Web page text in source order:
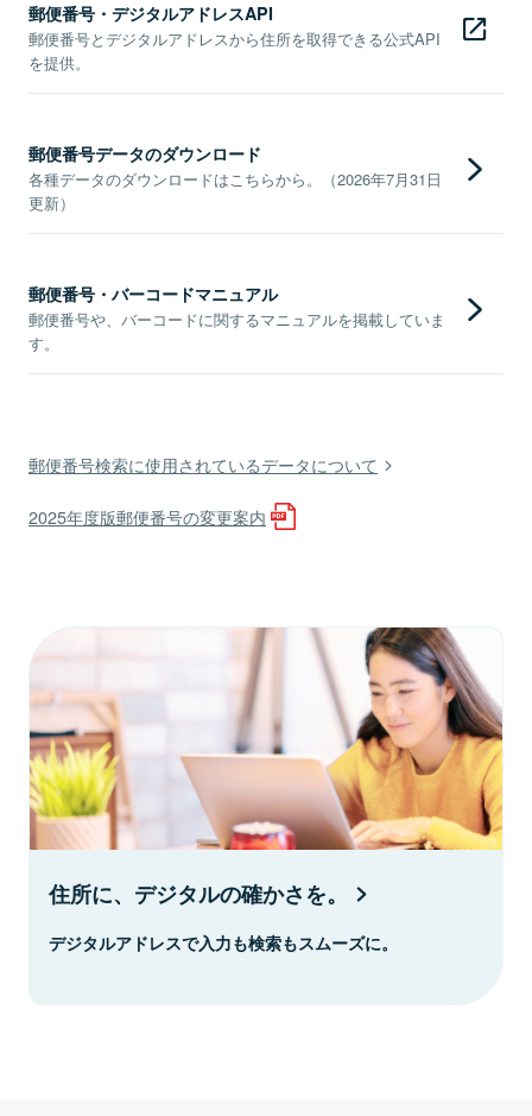
郵便番号・デジタルアドレスAPI
郵便番号とデジタルアドレスから住所を取得できる公式API
を提供。
郵便番号データのダウンロード
各種データのダウンロードはこちらから。（2026年7月31日
更新）
郵便番号・バーコードマニュアル
郵便番号や、バーコードに関するマニュアルを掲載していま
す。
郵便番号検索に使用されているデータについて
2025年度版郵便番号の変更案内
住所に、デジタルの確かさを。
デジタルアドレスで入力も検索もスムーズに。